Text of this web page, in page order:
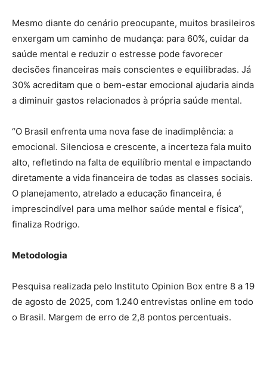
Mesmo diante do cenário preocupante, muitos brasileiros
enxergam um caminho de mudança: para 60%, cuidar da
saúde mental e reduzir o estresse pode favorecer
decisões financeiras mais conscientes e equilibradas. Já
30% acreditam que o bem-estar emocional ajudaria ainda
a diminuir gastos relacionados à própria saúde mental.
“O Brasil enfrenta uma nova fase de inadimplência: a
emocional. Silenciosa e crescente, a incerteza fala muito
alto, refletindo na falta de equilíbrio mental e impactando
diretamente a vida financeira de todas as classes sociais.
O planejamento, atrelado a educação financeira, é
imprescindível para uma melhor saúde mental e física”,
finaliza Rodrigo.
Metodologia
Pesquisa realizada pelo Instituto Opinion Box entre 8 a 19
de agosto de 2025, com 1.240 entrevistas online em todo
o Brasil. Margem de erro de 2,8 pontos percentuais.